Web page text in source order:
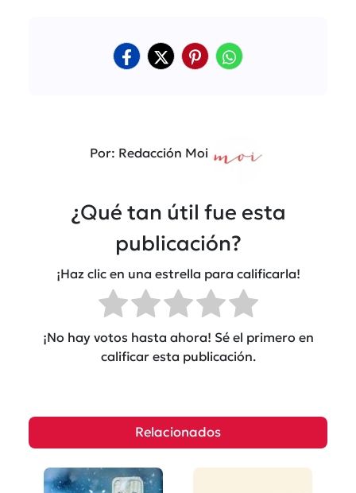
Por: Redacción Moi
¿Qué tan útil fue esta
publicación?
¡Haz clic en una estrella para calificarla!
¡No hay votos hasta ahora! Sé el primero en
calificar esta publicación.
Relacionados